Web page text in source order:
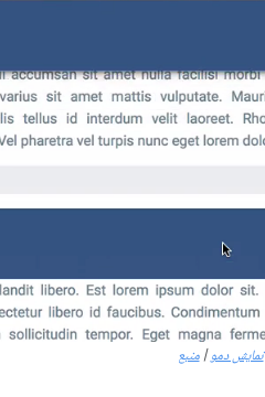
نمایش دمو|منبع